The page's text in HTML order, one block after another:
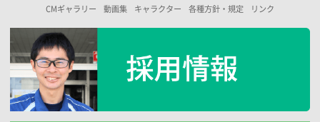
CMギャラリー 動画集 キャラクター 各種方針・規定 リンク